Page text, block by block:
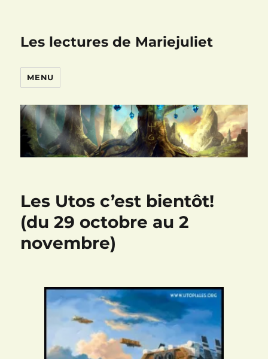
Les lectures de Mariejuliet
MENU
Les Utos c’est bientôt!
(du 29 octobre au 2
novembre)